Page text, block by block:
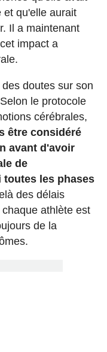
et qu'elle aurait
Il a maintenant
impact a
doutes sur son
le protocole
cérébrales,
être considéré
avant d'avoir
de
les phases
des délais
athlète est
de la